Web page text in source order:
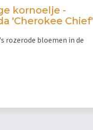
kornoelje -
'Cherokee Chief'
rozerode bloemen in de